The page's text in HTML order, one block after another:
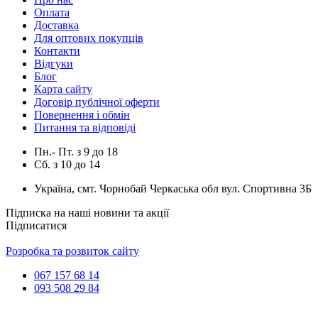
Оплата
Доставка
Для оптових покупців
Контакти
Відгуки
Блог
Карта сайту
Договір публічної оферти
Повернення і обмін
Питання та відповіді
Пн.- Пт. з 9 до 18
Сб. з 10 до 14
Україна, смт. Чорнобай Черкаська обл вул. Спортивна 3Б
Підписка на наші новини та акції
Підписатися
Розробка та розвиток сайту
067 157 68 14
093 508 29 84